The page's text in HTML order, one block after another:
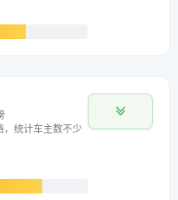
，统计车主数不少